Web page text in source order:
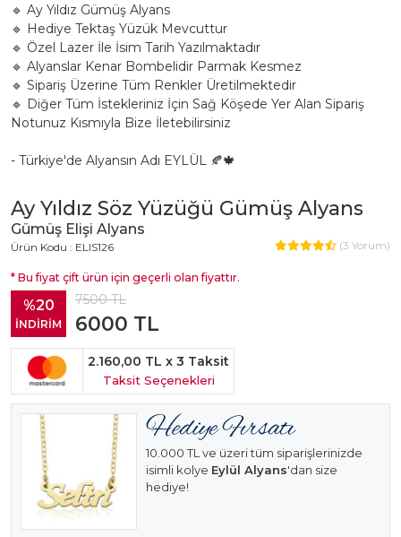
🔹 Ay Yıldız Gümüş Alyans
🔹 Hediye Tektaş Yüzük Mevcuttur
🔹 Özel Lazer İle İsim Tarih Yazılmaktadır
🔹 Alyanslar Kenar Bombelidir Parmak Kesmez
🔹 Sipariş Üzerine Tüm Renkler Üretilmektedir
🔹 Diğer Tüm İstekleriniz İçin Sağ Köşede Yer Alan Sipariş
Notunuz Kısmıyla Bize İletebilirsiniz
- Türkiye'de Alyansın Adı EYLÜL 🍂🍁
Ay Yıldız Söz Yüzüğü Gümüş Alyans
Gümüş Elişi Alyans
Ürün Kodu : ELIS126 (3 Yorum)
* Bu fiyat çift ürün için geçerli olan fiyattır.
%20
İNDİRİM
7500TL
6000 TL
2.160,00 TL x 3 Taksit
Taksit Seçenekleri
10.000 TL ve üzeri tüm siparişlerinizde
isimli kolye Eylül Alyans'dan size
hediye!